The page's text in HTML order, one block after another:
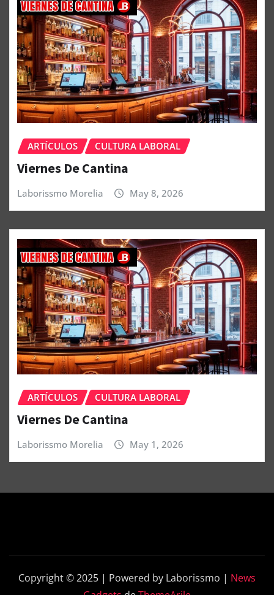
ARTÍCULOS CULTURA LABORAL
Viernes De Cantina
Laborissmo Morelia May 8, 2026
ARTÍCULOS CULTURA LABORAL
Viernes De Cantina
Laborissmo Morelia May 1, 2026
Copyright © 2025 | Powered by Laborissmo | News